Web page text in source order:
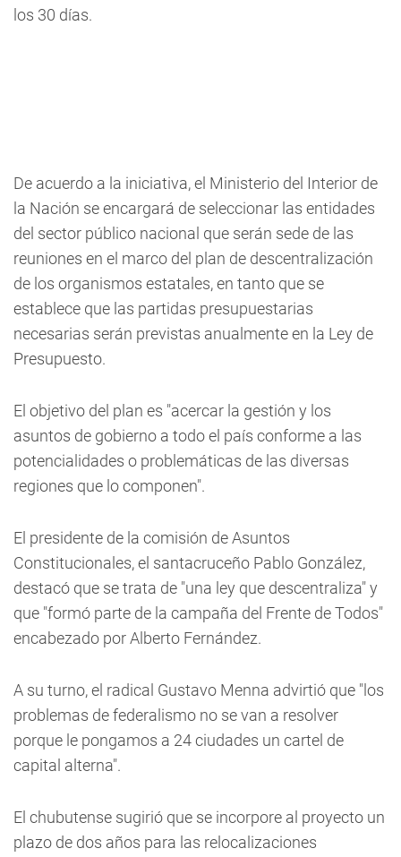
los 30 días.
De acuerdo a la iniciativa, el Ministerio del Interior de
la Nación se encargará de seleccionar las entidades
del sector público nacional que serán sede de las
reuniones en el marco del plan de descentralización
de los organismos estatales, en tanto que se
establece que las partidas presupuestarias
necesarias serán previstas anualmente en la Ley de
Presupuesto.
El objetivo del plan es "acercar la gestión y los
asuntos de gobierno a todo el país conforme a las
potencialidades o problemáticas de las diversas
regiones que lo componen".
El presidente de la comisión de Asuntos
Constitucionales, el santacruceño Pablo González,
destacó que se trata de "una ley que descentraliza" y
que "formó parte de la campaña del Frente de Todos"
encabezado por Alberto Fernández.
A su turno, el radical Gustavo Menna advirtió que "los
problemas de federalismo no se van a resolver
porque le pongamos a 24 ciudades un cartel de
capital alterna".
El chubutense sugirió que se incorpore al proyecto un
plazo de dos años para las relocalizaciones